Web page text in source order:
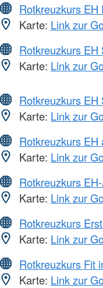
Rotkreuzkurs
Karte: Link zur
Rotkreuzkurs EH
Karte: Link zur
Rotkreuzkurs EH
Karte: Link zur
Rotkreuzkurs EH
Karte: Link zur
Rotkreuzkurs
Karte: Link zur
Rotkreuzkurs
Karte: Link zur
Rotkreuzkurs Fit
Karte: Link zur